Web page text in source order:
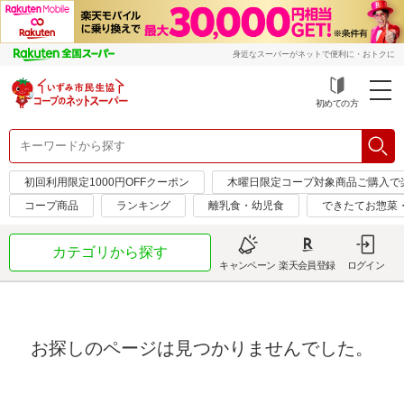
身近なスーパーがネットで便利に・おトクに
初めての方
初回利用限定1000円OFFクーポン
木曜日限定コープ対象商品ご購入
コープ商品
ランキング 離乳食・幼児食 できたてお惣菜
カテゴリから探す
キャンペーン 楽天会員登録 ログイン
お探しのページは見つかりませんでした。